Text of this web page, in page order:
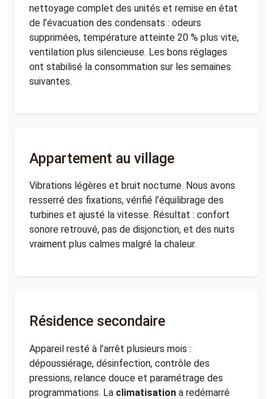
nettoyage complet des unités et remise en état
de l’évacuation des condensats : odeurs
supprimées, température atteinte 20 % plus vite,
ventilation plus silencieuse. Les bons réglages
ont stabilisé la consommation sur les semaines
suivantes.
Appartement au village
Vibrations légères et bruit nocturne. Nous avons
resserré des fixations, vérifié l’équilibrage des
turbines et ajusté la vitesse. Résultat : confort
sonore retrouvé, pas de disjonction, et des nuits
vraiment plus calmes malgré la chaleur.
Résidence secondaire
Appareil resté à l’arrêt plusieurs mois :
dépoussiérage, désinfection, contrôle des
pressions, relance douce et paramétrage des
programmations. La climatisation a redémarré